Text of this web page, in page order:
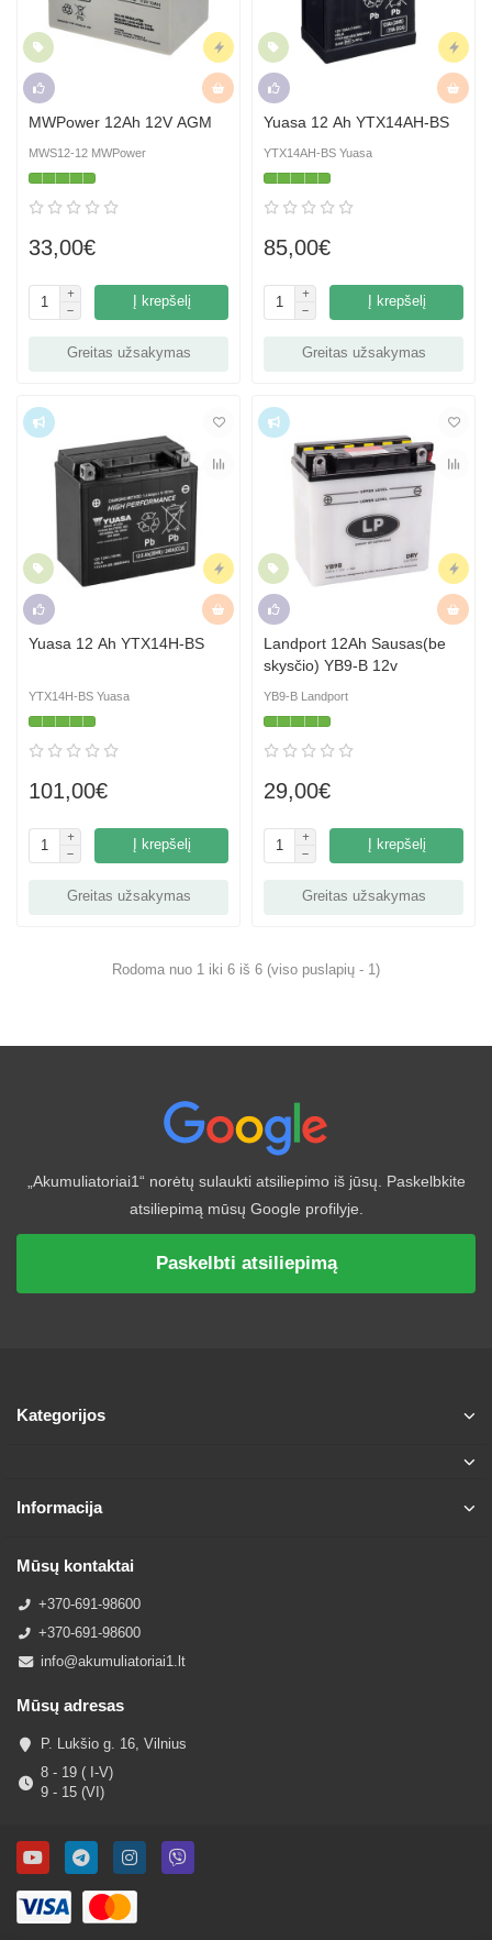
Skubus
Hit
Rekomenduojame
Naujiena
MWPower 12Ah 12V AGM
MWS12-12 MWPower
33,00€
Į krepšelį
Greitas užsakymas
Skubus
Hit
Rekomenduojame
Naujiena
Yuasa 12 Ah YTX14AH-BS
YTX14AH-BS Yuasa
85,00€
Į krepšelį
Greitas užsakymas
Top
Skubus
Hit
Rekomenduojame
Naujiena
Yuasa 12 Ah YTX14H-BS
YTX14H-BS Yuasa
101,00€
Į krepšelį
Greitas užsakymas
Top
Skubus
Hit
Rekomenduojame
Naujiena
Landport 12Ah Sausas(be
skysčio) YB9-B 12v
YB9-B Landport
29,00€
Į krepšelį
Greitas užsakymas
Rodoma nuo 1 iki 6 iš 6 (viso puslapių - 1)
„Akumuliatoriai1“ norėtų sulaukti atsiliepimo iš jūsų. Paskelbkite
atsiliepimą mūsų Google profilyje.
Paskelbti atsiliepimą
Kategorijos
Informacija
Mūsų kontaktai
+370-691-98600
+370-691-98600
info@akumuliatoriai1.lt
Mūsų adresas
P. Lukšio g. 16, Vilnius
8 - 19 ( I-V)
9 - 15 (VI)